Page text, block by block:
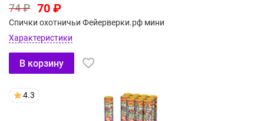
74 ₽ 70 ₽
Спички охотничьи Фейерверки.рф мини
Характеристики
В корзину
4.3